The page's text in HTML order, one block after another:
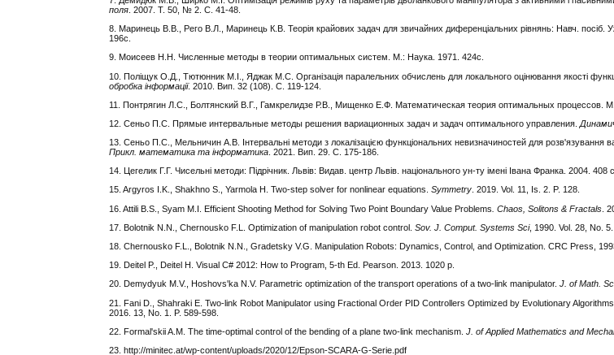
поля . 2007. Т. 50, № 2. C. 41-48.
8. Маринець В.В., Рего В.Л., Маринець К.В. Теорія крайових задач для звичайних диференціальних рівнянь: Навч. посіб.
196с.
9. Моисеев Н.Н. Численные методы в теории оптимальных систем. М.: Наука. 1971. 424с.
10. Поліщук О.Д., Тютюнник М.І., Яджак М.С. Організація паралельних обчислень для локального оцінювання якості
обробка інформації. 2010. Вип. 32 (108). C. 119-124.
11. Понтрягин Л.С., Болтянский В.Г., Гамкрелидзе Р.В., Мищенко Е.Ф. Математическая теория оптимальных процессов.
12. Сеньо П.С. Прямые интервальные методы решения вариационных задач и задач оптимального управления.
13. Сеньо П.С., Мельничин А.В. Інтервальні методи з локалізацією функціональних невизначиностей для розв'язування
Прикл. математика та інформатика . 2021. Вип. 29. С. 175-186.
14. Цегелик Г.Г. Чисельні методи: Підрічник. Львів: Видав. центр Львів. національного ун-ту імені Івана Франка. 2004. 408 с.
15. Argyros I.K., Shakhno S., Yarmola H. Two-step solver for nonlinear equations.Symmetry. 2019. Vol. 11, Is. 2. P. 128.
16. Attili B.S., Syam M.I. Efficient Shooting Method for Solving Two Point Boundary Value Problems . Chaos, Solitons & Fractals .
17. Bolotnik N.N., Chernousko F.L. Optimization of manipulation robot control.Sov. J. Comput. Systems Sci, 1990. Vol. 28, No.
18. Chernousko F.L., Bolotnik N.N., Gradetsky V.G. Manipulation Robots: Dynamics, Control, and Optimization. CRC Press,
19. Deitel P., Deitel H. Visual C# 2012: How to Program, 5-th Ed. Pearson. 2013. 1020 p.
20. Demydyuk M.V., Hoshovs'ka N.V. Parametric optimization of the transport operations of a two-link manipulator.J. of Math.
21. Fani D., Shahraki E. Two-link Robot Manipulator using Fractional Order PID Controllers Optimized by Evolutionary
2016. 13, No. 1. P. 589-598.
22. Formal'skii A.M. The time-optimal control of the bending of a plane two-link mechanism.J. of Applied Mathematics and
23. http://minitec.at/wp-content/uploads/2020/12/Epson-SCARA-G-Serie.pdf